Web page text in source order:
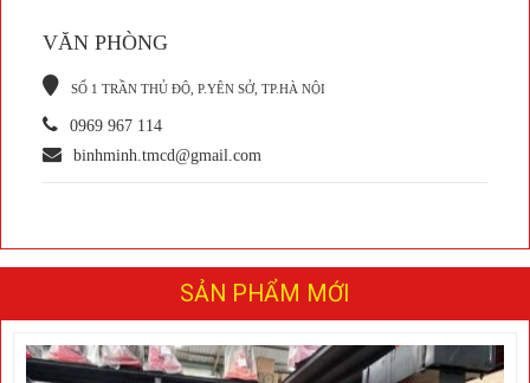
VĂN PHÒNG
SỐ 1 TRẦN THỦ ĐỘ, P.YÊN SỞ, TP.HÀ NỘI
0969 967 114
binhminh.tmcd@gmail.com
SẢN PHẨM MỚI